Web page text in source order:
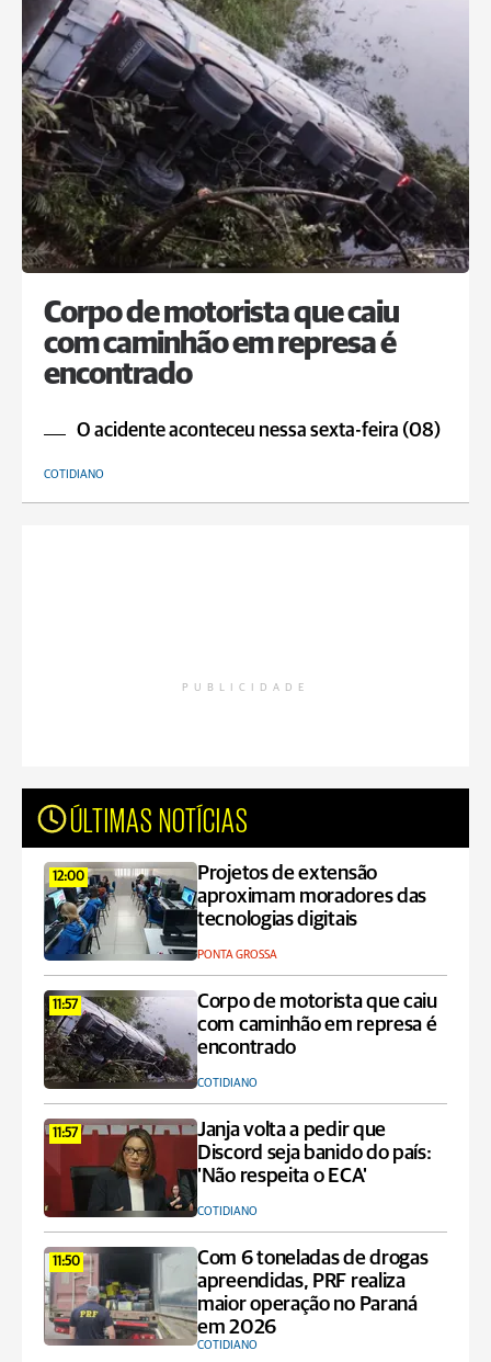
Corpo de motorista que caiu
com caminhão em represa é
encontrado
O acidente aconteceu nessa sexta-feira (08)
COTIDIANO
PUBLICIDADE
ÚLTIMAS NOTÍCIAS
12:00
Projetos de extensão
aproximam moradores das
tecnologias digitais
PONTA GROSSA
11:57
Corpo de motorista que caiu
com caminhão em represa é
encontrado
COTIDIANO
11:57
Janja volta a pedir que
Discord seja banido do país:
'Não respeita o ECA'
COTIDIANO
11:50
Com 6 toneladas de drogas
apreendidas, PRF realiza
maior operação no Paraná
em 2026
COTIDIANO